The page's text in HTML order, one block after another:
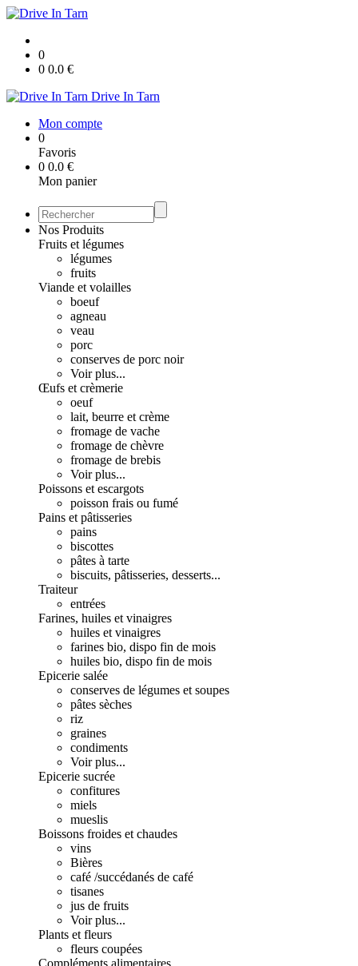
0
0 0.0 €
Drive In Tarn
Mon compte
0
Favoris
0 0.0 €
Mon panier
Nos Produits
Fruits et légumes
légumes
fruits
Viande et volailles
boeuf
agneau
veau
porc
conserves de porc noir
Voir plus...
Œufs et crèmerie
oeuf
lait, beurre et crème
fromage de vache
fromage de chèvre
fromage de brebis
Voir plus...
Poissons et escargots
poisson frais ou fumé
Pains et pâtisseries
pains
biscottes
pâtes à tarte
biscuits, pâtisseries, desserts...
Traiteur
entrées
Farines, huiles et vinaigres
huiles et vinaigres
farines bio, dispo fin de mois
huiles bio, dispo fin de mois
Epicerie salée
conserves de légumes et soupes
pâtes sèches
riz
graines
condiments
Voir plus...
Epicerie sucrée
confitures
miels
mueslis
Boissons froides et chaudes
vins
Bières
café /succédanés de café
tisanes
jus de fruits
Voir plus...
Plants et fleurs
fleurs coupées
Compléments alimentaires